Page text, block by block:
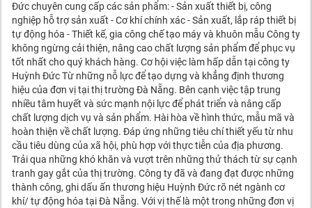
Đức chuyên cung cấp các sản phẩm: - Sản xuất thiết bị, công
nghiệp hỗ trợ sản xuất - Cơ khí chính xác - Sản xuất, lắp ráp thiết bị
tự động hóa - Thiết kế, gia công chế tạo máy và khuôn mẫu Công ty
không ngừng cải thiện, nâng cao chất lượng sản phẩm để phục vụ
tốt nhất cho quý khách hàng. Cơ hội việc làm hấp dẫn tại công ty
Huỳnh Đức Từ những nỗ lực để tạo dựng và khẳng định thương
hiệu của đơn vị tại thị trường Đà Nẵng. Bên cạnh việc tập trung
nhiều tâm huyết và sức mạnh nội lực để phát triển và nâng cấp
chất lượng dịch vụ và sản phẩm. Hài hòa về hình thức, mẫu mã và
hoàn thiện về chất lượng. Đáp ứng những tiêu chí thiết yếu từ nhu
cầu tiêu dùng của xã hội, phù hợp với thực tiễn của địa phương.
Trải qua những khó khăn và vượt trên những thử thách từ sự cạnh
tranh gay gắt của thị trường. Công ty đã và đang đạt được những
thành công, ghi dấu ấn thương hiệu Huỳnh Đức rõ nét ngành cơ
khí/ tự động hóa tại Đà Nẵng. Với vị thế là một trong những đơn vị